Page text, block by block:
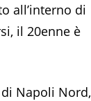
all’interno di
il 20enne è
Napoli Nord,